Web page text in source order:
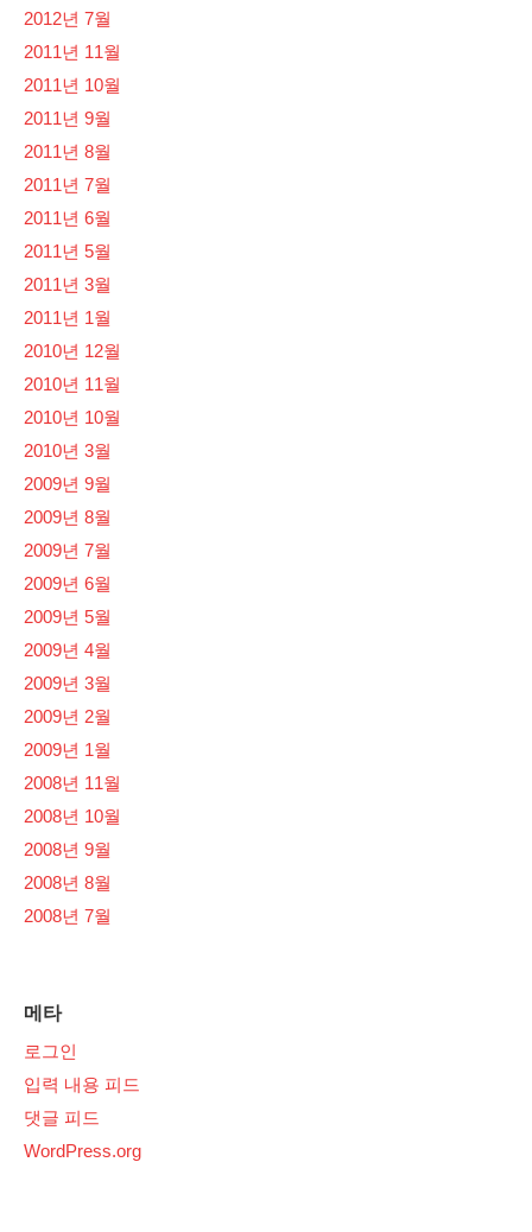
2012년 7월
2011년 11월
2011년 10월
2011년 9월
2011년 8월
2011년 7월
2011년 6월
2011년 5월
2011년 3월
2011년 1월
2010년 12월
2010년 11월
2010년 10월
2010년 3월
2009년 9월
2009년 8월
2009년 7월
2009년 6월
2009년 5월
2009년 4월
2009년 3월
2009년 2월
2009년 1월
2008년 11월
2008년 10월
2008년 9월
2008년 8월
2008년 7월
메타
로그인
입력 내용 피드
댓글 피드
WordPress.org